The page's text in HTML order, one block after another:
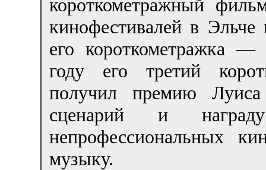
короткометражный
кинофестивалей в Эльче
его короткометражка
году его третий
получил премию
сценарий и
непрофессиональных
музыку.